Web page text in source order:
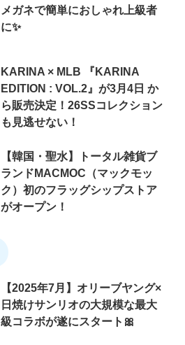
メガネで簡単におしゃれ上級者
に✨
KARINA × MLB 『KARINA
EDITION : VOL.2』が3月4日 か
ら販売決定！26SSコレクション
も見逃せない！
【韓国・聖水】トータル雑貨ブ
ランドMACMOC（マックモッ
ク）初のフラッグシップストア
がオープン！
【2025年7月】オリーブヤング×
日焼けサンリオの大規模な最大
級コラボが遂にスタート🎀